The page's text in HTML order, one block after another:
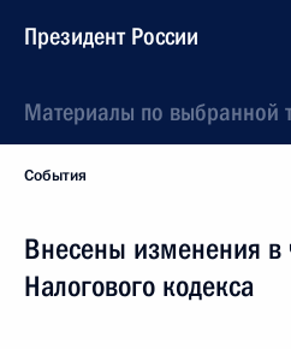
Президент России
Материалы по выбранной
События
Внесены изменения в
Налогового кодекса